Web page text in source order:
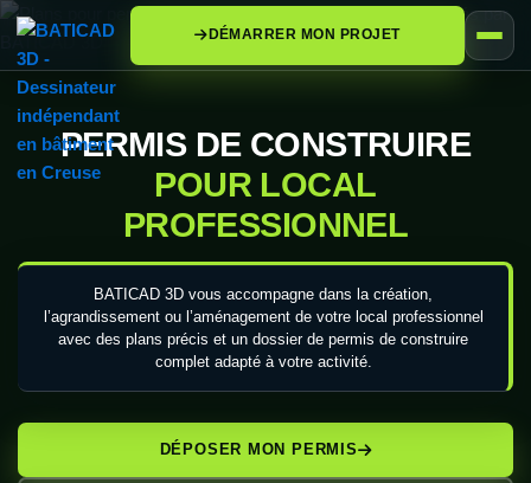
DÉMARRER MON PROJET
PERMIS DE CONSTRUIRE
POUR LOCAL
PROFESSIONNEL
BATICAD 3D vous accompagne dans la création,
l’agrandissement ou l’aménagement de votre local professionnel
avec des plans précis et un dossier de permis de construire
complet adapté à votre activité.
DÉPOSER MON PERMIS